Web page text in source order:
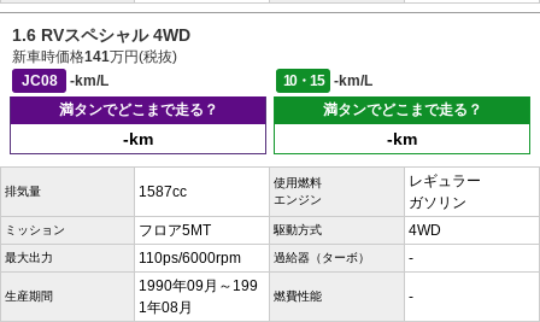
1.6 RVスペシャル 4WD
新車時価格141万円(税抜)
JC08
-km/L 10・15
-km/L
満タンでどこまで走る？
-km
満タンでどこまで走る？
-km
排気量 1587cc
使用燃料
エンジン
レギュラー
ガソリン
ミッション フロア5MT 駆動方式 4WD
最大出力 110ps/6000rpm 過給器（ターボ） -
生産期間
1990年09月～199
1年08月
燃費性能 -